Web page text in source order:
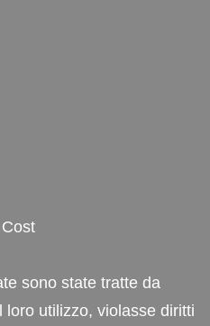
sono state tratte da
utilizzo, violasse diritti